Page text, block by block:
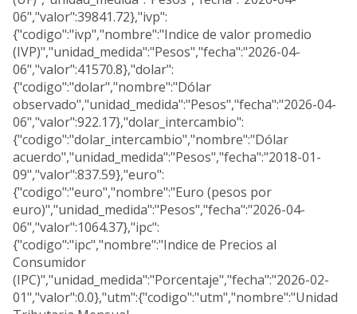
06","valor":39841.72},"ivp":
{"codigo":"ivp","nombre":"Indice de valor promedio
(IVP)","unidad_medida":"Pesos","fecha":"2026-04-
06","valor":41570.8},"dolar":
{"codigo":"dolar","nombre":"Dólar
observado","unidad_medida":"Pesos","fecha":"2026-04-
06","valor":922.17},"dolar_intercambio":
{"codigo":"dolar_intercambio","nombre":"Dólar
acuerdo","unidad_medida":"Pesos","fecha":"2018-01-
09","valor":837.59},"euro":
{"codigo":"euro","nombre":"Euro (pesos por
euro)","unidad_medida":"Pesos","fecha":"2026-04-
06","valor":1064.37},"ipc":
{"codigo":"ipc","nombre":"Indice de Precios al
Consumidor
(IPC)","unidad_medida":"Porcentaje","fecha":"2026-02-
01","valor":0.0},"utm":{"codigo":"utm","nombre":"Unidad